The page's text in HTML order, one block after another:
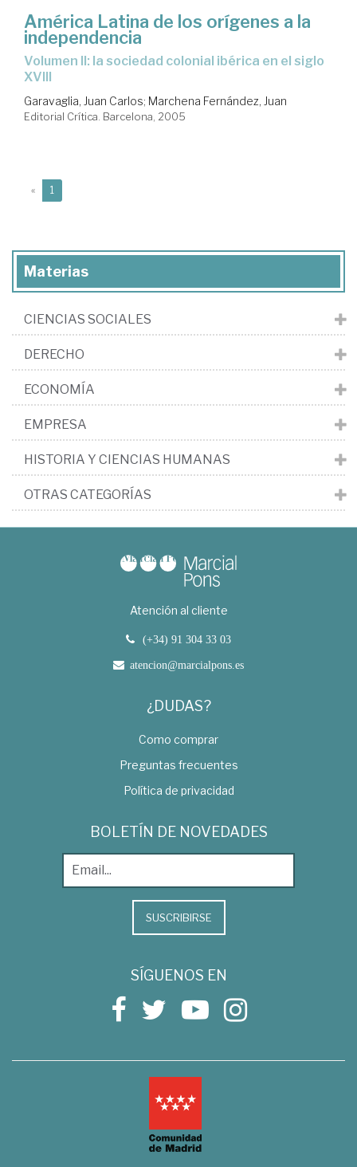
América Latina de los orígenes a la
independencia
Volumen II: la sociedad colonial ibérica en el siglo
XVIII
Garavaglia, Juan Carlos; Marchena Fernández, Juan
Editorial Crítica. Barcelona, 2005
« 1
Materias
CIENCIAS SOCIALES
DERECHO
ECONOMÍA
EMPRESA
HISTORIA Y CIENCIAS HUMANAS
OTRAS CATEGORÍAS
Atención al cliente
(+34) 91 304 33 03
atencion@marcialpons.es
¿DUDAS?
Como comprar
Preguntas frecuentes
Política de privacidad
BOLETÍN DE NOVEDADES
SUSCRIBIRSE
SÍGUENOS EN